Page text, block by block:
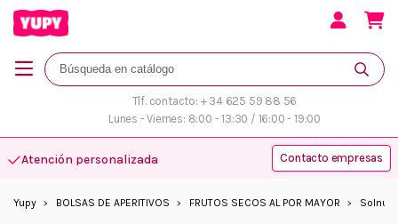
Tlf. contacto: + 34 625 59 88 56
Lunes - Viernes: 8:00 - 13:30 / 16:00 - 19:00
Atención personalizada Contacto empresas
Yupy BOLSAS DE APERITIVOS FRUTOS SECOS AL POR MAYOR